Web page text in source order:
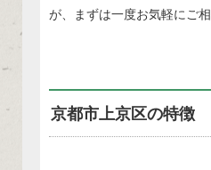
が、まずは一度お気軽にご相
京都市上京区の特徴